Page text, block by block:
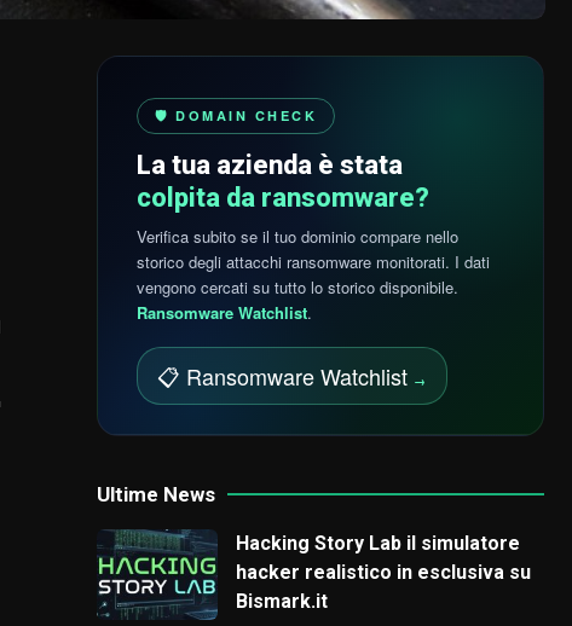
🛡️ DOMAIN CHECK
La tua azienda è stata
colpita da ransomware?
Verifica subito se il tuo dominio compare nello
storico degli attacchi ransomware monitorati. I dati
vengono cercati su tutto lo storico disponibile.
Ransomware Watchlist.
📋 Ransomware Watchlist →
Ultime News
Hacking Story Lab il simulatore
hacker realistico in esclusiva su
Bismark.it